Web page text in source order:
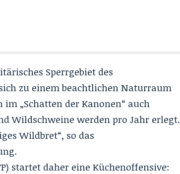
Sperrgebiet des
zu einem beachtlichen Naturraum
im „Schatten der Kanonen“ auch
Wildschweine werden pro Jahr erlegt.
Wildbret“, so das
startet daher eine Küchenoffensive: